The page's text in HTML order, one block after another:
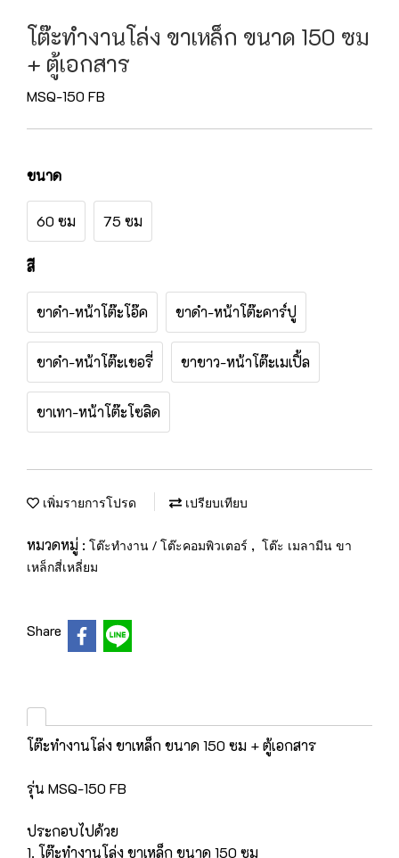
โต๊ะทำงานโล่ง ขาเหล็ก ขนาด 150 ซม
+ ตู้เอกสาร
MSQ-150 FB
ขนาด
60 ซม 75 ซม
สี
ขาดำ-หน้าโต๊ะโอ๊ค ขาดำ-หน้าโต๊ะคาร์ปู
ขาดำ-หน้าโต๊ะเชอรี่ ขาขาว-หน้าโต๊ะเมเปิ้ล
ขาเทา-หน้าโต๊ะโซลิด
เพิ่มรายการโปรด เปรียบเทียบ
หมวดหมู่ : โต๊ะทำงาน / โต๊ะคอมพิวเตอร์ , โต๊ะ เมลามีน ขา
เหล็กสี่เหลี่ยม
Share
โต๊ะทำงานโล่ง ขาเหล็ก ขนาด 150 ซม + ตู้เอกสาร
รุ่น MSQ-150 FB
ประกอบไปด้วย
1. โต๊ะทำงานโล่ง ขาเหล็ก ขนาด 150 ซม